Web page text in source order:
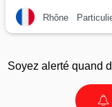
Rhône
Soyez alerté quand